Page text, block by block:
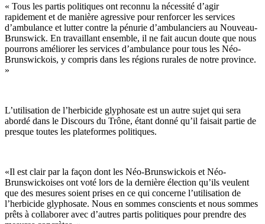
« Tous les partis politiques ont reconnu la nécessité d’agir
rapidement et de manière agressive pour renforcer les services
d’ambulance et lutter contre la pénurie d’ambulanciers au Nouveau-
Brunswick. En travaillant ensemble, il ne fait aucun doute que nous
pourrons améliorer les services d’ambulance pour tous les Néo-
Brunswickois, y compris dans les régions rurales de notre province.
»
L’utilisation de l’herbicide glyphosate est un autre sujet qui sera
abordé dans le Discours du Trône, étant donné qu’il faisait partie de
presque toutes les plateformes politiques.
«Il est clair par la façon dont les Néo-Brunswickois et Néo-
Brunswickoises ont voté lors de la dernière élection qu’ils veulent
que des mesures soient prises en ce qui concerne l’utilisation de
l’herbicide glyphosate. Nous en sommes conscients et nous sommes
prêts à collaborer avec d’autres partis politiques pour prendre des